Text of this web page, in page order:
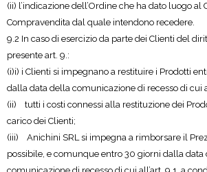
(ii) l’indicazione dell’Ordine che ha dato luogo al
Compravendita dal quale intendono recedere.
9.2 In caso di esercizio da parte dei Clienti del
presente art. 9.:
(i)i) i Clienti si impegnano a restituire i Prodotti
dalla data della comunicazione di recesso di cui
(ii) tutti i costi connessi alla restituzione dei
carico dei Clienti;
(iii) Anichini SRL si impegna a rimborsare il
possibile, e comunque entro 30 giorni dalla